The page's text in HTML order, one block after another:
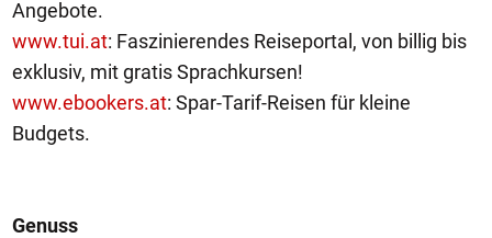
Angebote.
www.tui.at: Faszinierendes Reiseportal, von billig bis
exklusiv, mit gratis Sprachkursen!
www.ebookers.at: Spar-Tarif-Reisen für kleine
Budgets.
Genuss